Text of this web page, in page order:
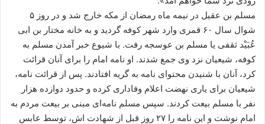
مسلم بن عقیل در نیمه ماه رمضان از مکه خارج شد و در روز ۵
شوال سال ۶۰ قمری وارد شهر کوفه گردید و به خانه مختار بن ابی
عُبَیْد ثقفی یا مسلم بن عوسجه رفت. با شیوع خبر آمدن مسلم به
کوفه، شیعیان نزد وی جمع شدند. او نامه امام‏ را برای آنان قرائت
کرد، آنان با شنیدن محتوای نامه به گریه افتادند. پس از قرائت نامه،
شیعیان برای یاری نهضت اعلام وفاداری کرده و حدود دوازده هزار
نفر با مسلم بیعت کردند. سپس مسلم نامه‌ای مبنی بر بیعت مردم به
امام نوشت و این نامه را ۲۷ روز قبل از شهادت اش، توسط عابس